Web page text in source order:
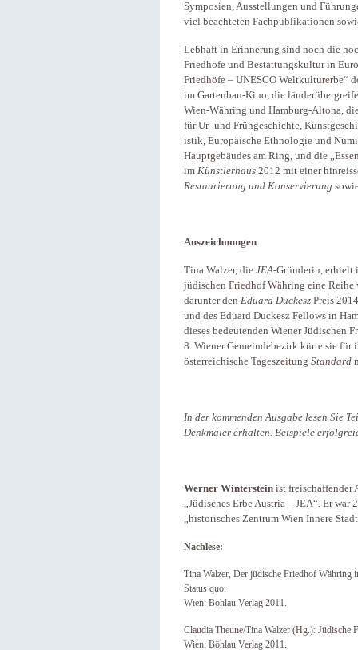
Symposien, Ausstellungen und
viel beachteten Fachpublikationen
Lebhaft in Erinnerung sind noch die
Friedhöfe und Bestattungskultur in
Friedhöfe – UNESCO Weltkulturerbe“
im Gartenbau-Kino, die
Wien-Währing und Hamburg-Altona,
für Ur- und Frühgeschichte,
istik, Europäische Ethnologie und
Hauptgebäudes am Ring, und die
im Künstlerhaus 2012 mit einer
Restaurierung und Konservierung
Auszeichnungen
Tina Walzer, die JEA-Gründerin, erhielt
jüdischen Friedhof Währing eine
darunter den Eduard Duckesz Preis
und des Eduard Duckesz Fellows in
dieses bedeutenden Wiener Jüdischen
8. Wiener Gemeindebezirk kürte sie für
österreichische Tageszeitung Standard
In der kommenden Ausgabe lesen Sie
Denkmäler erhalten. Beispiele
Werner Winterstein ist freischaffender
„Jüdisches Erbe Austria – JEA“. Er
„historisches Zentrum Wien Innere
Nachlese:
Tina Walzer, Der jüdische Friedhof Währing
Status quo.
Wien: Böhlau Verlag 2011.
Claudia Theune/Tina Walzer (Hg.):
Wien: Böhlau Verlag 2011.